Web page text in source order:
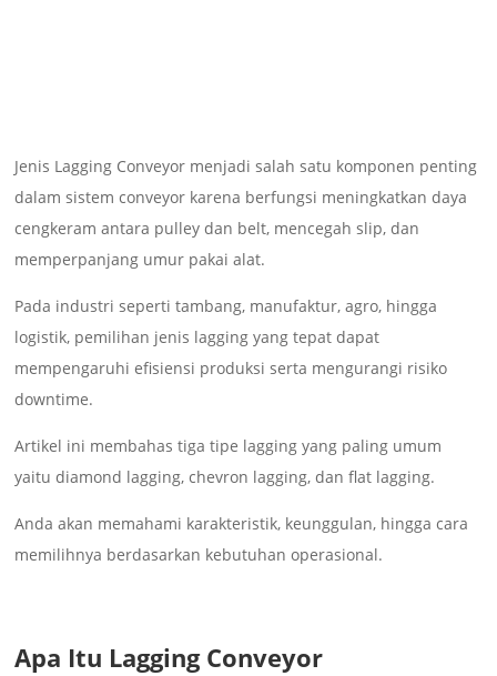
Jenis Lagging Conveyor menjadi salah satu komponen penting
dalam sistem conveyor karena berfungsi meningkatkan daya
cengkeram antara pulley dan belt, mencegah slip, dan
memperpanjang umur pakai alat.
Pada industri seperti tambang, manufaktur, agro, hingga
logistik, pemilihan jenis lagging yang tepat dapat
mempengaruhi efisiensi produksi serta mengurangi risiko
downtime.
Artikel ini membahas tiga tipe lagging yang paling umum
yaitu diamond lagging, chevron lagging, dan flat lagging.
Anda akan memahami karakteristik, keunggulan, hingga cara
memilihnya berdasarkan kebutuhan operasional.
Apa Itu Lagging Conveyor